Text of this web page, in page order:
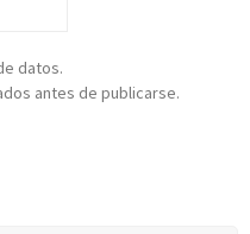
datos.
antes de publicarse.